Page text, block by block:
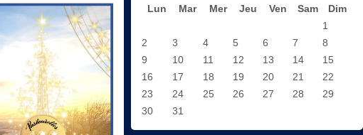
Lun
Mar Mer Jeu Ven Sam
Dim
1
2
3 4 5 6 7
8
9
10 11 12 13 14
15
16
17 18 19 20 21
22
23
24 25 26 27 28
29
30
31